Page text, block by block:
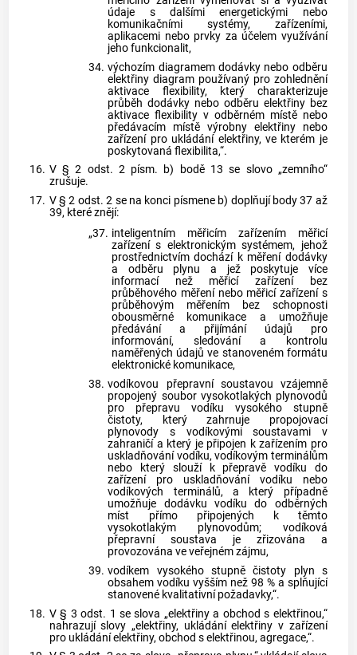
údaje s dalšími energetickými nebo
komunikačními systémy, zařízeními,
aplikacemi nebo prvky za účelem využívání
jeho funkcionalit,
34. výchozím diagramem dodávky nebo odběru
elektřiny diagram používaný pro zohlednění
aktivace flexibility, který charakterizuje
průběh dodávky nebo odběru elektřiny bez
aktivace flexibility v odběrném místě nebo
předávacím místě výrobny elektřiny nebo
zařízení pro ukládání elektřiny, ve kterém je
poskytovaná flexibilita,“.
16. V § 2 odst. 2 písm. b) bodě 13 se slovo „zemního“
zrušuje.
17. V § 2 odst. 2 se na konci písmene b) doplňují body 37 až
39, které znějí:
„37. inteligentním měřicím zařízením měřicí
zařízení s elektronickým systémem, jehož
prostřednictvím dochází k měření dodávky
a odběru plynu a jež poskytuje více
informací než měřicí zařízení bez
průběhového měření nebo měřicí zařízení s
průběhovým měřením bez schopnosti
obousměrné komunikace a umožňuje
předávání a přijímání údajů pro
informování, sledování a kontrolu
naměřených údajů ve stanoveném formátu
elektronické komunikace,
38. vodíkovou přepravní soustavou vzájemně
propojený soubor vysokotlakých plynovodů
pro přepravu vodíku vysokého stupně
čistoty, který zahrnuje propojovací
plynovody s vodíkovými soustavami v
zahraničí a který je připojen k zařízením pro
uskladňování vodíku, vodíkovým terminálům
nebo který slouží k přepravě vodíku do
zařízení pro uskladňování vodíku nebo
vodíkových terminálů, a který případně
umožňuje dodávku vodíku do odběrných
míst přímo připojených k těmto
vysokotlakým plynovodům; vodíková
přepravní soustava je zřizována a
provozována ve veřejném zájmu,
39. vodíkem vysokého stupně čistoty plyn s
obsahem vodíku vyšším než 98 % a splňující
stanovené kvalitativní požadavky,“.
18. V § 3 odst. 1 se slova „elektřiny a obchod s elektřinou,“
nahrazují slovy „elektřiny, ukládání elektřiny v zařízení
pro ukládání elektřiny, obchod s elektřinou, agregace,“.